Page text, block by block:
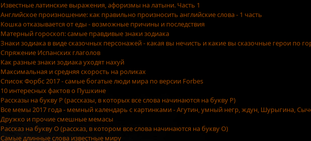
Известные латинские выражения, афоризмы на латыни. Часть 1
Английское произношение: как правильно произносить английские слова - 1 часть
Кошка отказывается от еды - возможные причины и последствия
Матерный гороскоп: самые правдивые знаки зодиака
Знаки зодиака в виде сказочных персонажей - какая вы нечисть и какие вы сказочные герои по
Спряжение Испанских глаголов
Как разные знаки зодиака уходят нахуй
Максимальная и средняя скорость на роликах
Список Форбс 2017 - самые богатые люди мира по версии Forbes
10 интересных фактов о Пушкине
Рассказы на букву Р (рассказы, в которых все слова начинаются на букву Р)
Все мемы 2017 года - мемный календарь с картинками - Агутин, умный негр, ждун, Шурыгина,
Дружко и прочие смешные мемасы
Рассказ на букву О (рассказ, в котором все слова начинаются на букву О)
Самые длинные слова известные миру